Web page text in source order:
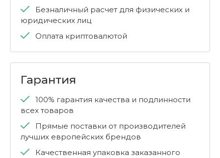
Безналичный расчет для физических и
юридических лиц
Оплата криптовалютой
Гарантия
100% гарантия качества и подлинности
всех товаров
Прямые поставки от производителей
лучших европейских брендов
Качественная упаковка заказанного